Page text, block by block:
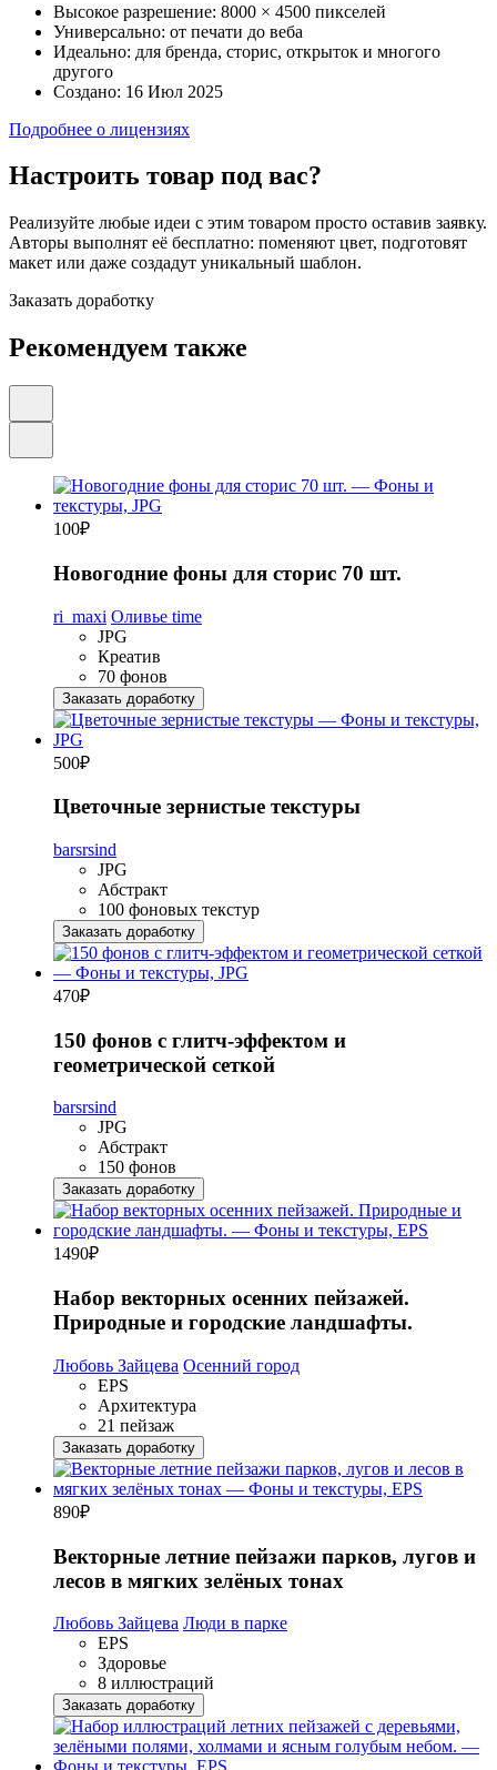
Высокое разрешение: 8000 × 4500 пикселей
Универсально: от печати до веба
Идеально: для бренда, сторис, открыток и многого
другого
Создано: 16 Июл 2025
Подробнее о лицензиях
Настроить товар под вас?
Реализуйте любые идеи с этим товаром просто оставив заявку.
Авторы выполнят её бесплатно: поменяют цвет, подготовят
макет или даже создадут уникальный шаблон.
Заказать доработку
Рекомендуем также
100₽
Новогодние фоны для сторис 70 шт.
ri_maxi Оливье time
JPG
Креатив
70 фонов
Заказать доработку
500₽
Цветочные зернистые текстуры
barsrsind
JPG
Абстракт
100 фоновых текстур
Заказать доработку
470₽
150 фонов с глитч-эффектом и
геометрической сеткой
barsrsind
JPG
Абстракт
150 фонов
Заказать доработку
1490₽
Набор векторных осенних пейзажей.
Природные и городские ландшафты.
Любовь Зайцева Осенний город
EPS
Архитектура
21 пейзаж
Заказать доработку
890₽
Векторные летние пейзажи парков, лугов и
лесов в мягких зелёных тонах
Любовь Зайцева Люди в парке
EPS
Здоровье
8 иллюстраций
Заказать доработку